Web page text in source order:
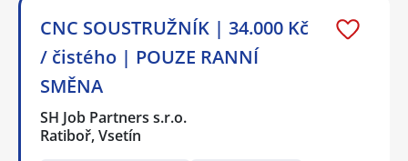
CNC SOUSTRUŽNÍK | 34.000 Kč
/ čistého | POUZE RANNÍ
SMĚNA
SH Job Partners s.r.o.
Ratiboř, Vsetín